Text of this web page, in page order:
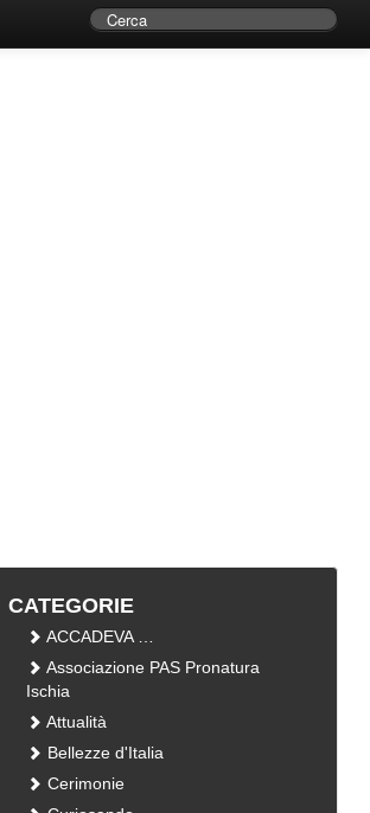
CATEGORIE
ACCADEVA …
Associazione PAS Pronatura
Ischia
Attualità
Bellezze d'Italia
Cerimonie